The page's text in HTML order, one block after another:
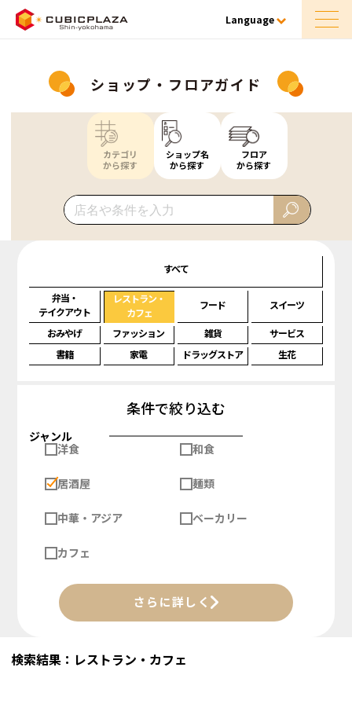
Language
ショップ・フロアガイド
カテゴリ
から探す
ショップ名
から探す
フロア
から探す
すべて
弁当・
テイクアウト
レストラン・
カフェ
フード スイーツ
おみやげ ファッション 雑貨
サービス
書籍
家電 ドラッグストア 生花
条件で絞り込む
ジャンル
洋食
和食
居酒屋 麺類
中華・アジア ベーカリー
カフェ
さらに詳しく
検索結果：レストラン・カフェ